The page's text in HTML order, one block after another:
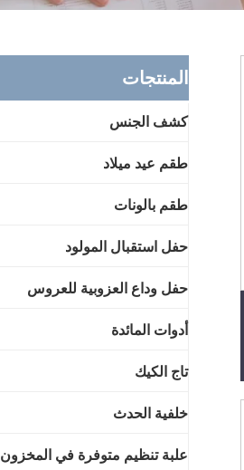
المنتجات
كشف الجنس
طقم عيد ميلاد
طقم بالونات
حفل استقبال المولود
حفل وداع العزوبية للعروس
أدوات المائدة
تاج الكيك
خلفية الحدث
علبة تنظيم متوفرة في المخزون